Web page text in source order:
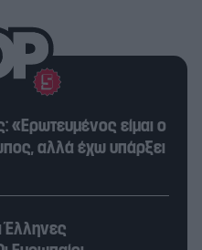
«Ερωτευμένος είμαι ο
αλλά έχω υπάρξει
Έλληνες